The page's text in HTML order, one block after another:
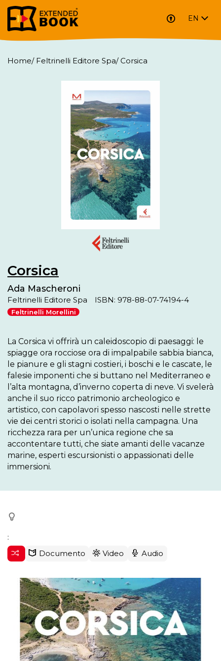
EN
Home/ Feltrinelli Editore Spa/ Corsica
Corsica
Ada Mascheroni
Feltrinelli Editore Spa ISBN: 978-88-07-74194-4
Feltrinelli Morellini
La Corsica vi offrirà un caleidoscopio di paesaggi: le
spiagge ora rocciose ora di impalpabile sabbia bianca,
le pianure e gli stagni costieri, i boschi e le cascate, le
falesie imponenti che si buttano nel Mediterraneo e
l’alta montagna, d’inverno coperta di neve. Vi svelerà
anche il suo ricco patrimonio archeologico e
artistico, con capolavori spesso nascosti nelle strette
vie dei centri storici o isolati nella campagna. Una
ricchezza rara per un’unica regione che sa
accontentare tutti, che siate amanti delle vacanze
marine, esperti escursionisti o appassionati delle
immersioni.
:
Documento
Video Audio